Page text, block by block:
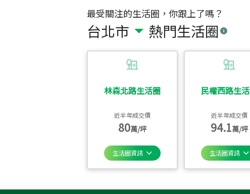
最受關注的生活圈，你跟上了嗎？
台北市 熱門生活圈
林森北路生活圈
近半年成交價
80萬/坪
生活圈資訊
民權西路生
近半年成交價
94.1萬/坪
生活圈資訊